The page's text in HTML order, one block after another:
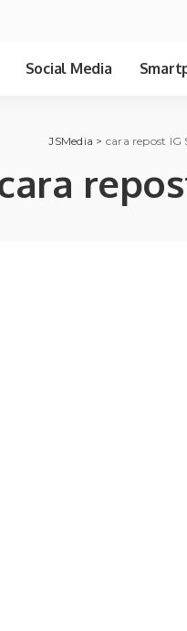
Social Media
JSMedia > cara repost IG